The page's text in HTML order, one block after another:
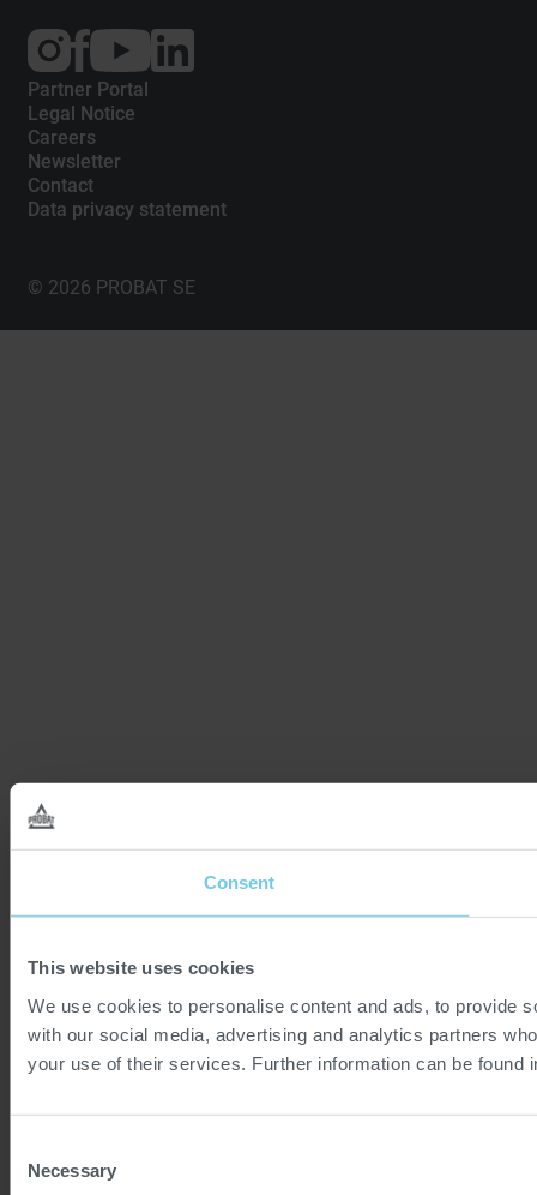
Consent
This website uses cookies
We use cookies to personalise content and ads, to provide
with our social media, advertising and analytics partners
your use of their services. Further information can be found
Selection
Necessary
External
link:
Instagram
External
link:
Facebook
External
link:
Partner Portal
Legal Notice
Careers
Newsletter
Contact
Data privacy statement
© 2026 PROBAT SE